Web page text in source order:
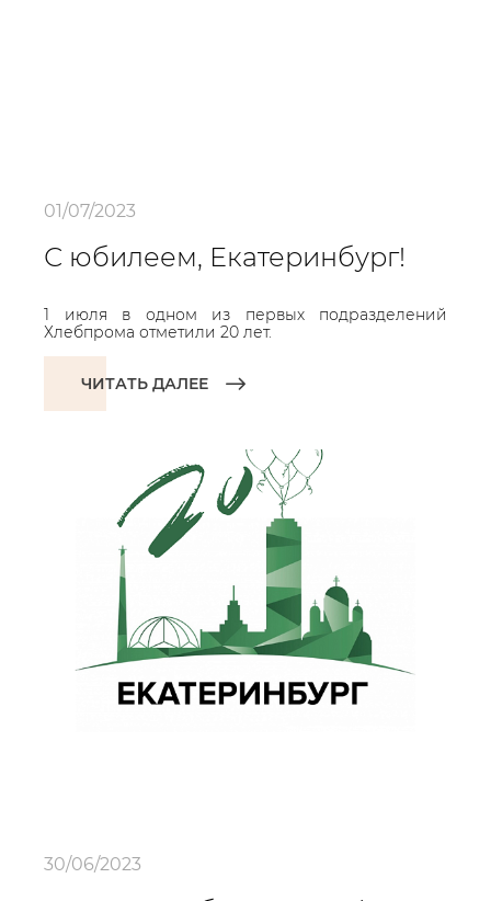
01/07/2023
С юбилеем, Екатеринбург!
1 июля в одном из первых подразделений
Хлебпрома отметили 20 лет.
ЧИТАТЬ ДАЛЕЕ
30/06/2023